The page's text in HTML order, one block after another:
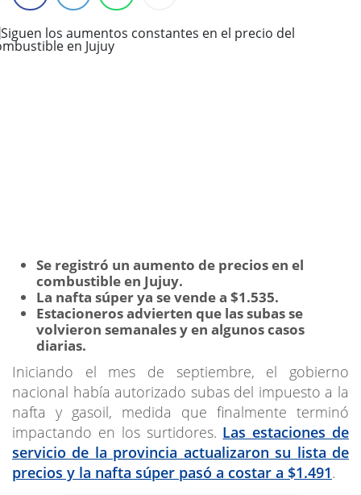
Se registró un aumento de precios en el
combustible en Jujuy.
La nafta súper ya se vende a $1.535.
Estacioneros advierten que las subas se
volvieron semanales y en algunos casos
diarias.
Iniciando el mes de septiembre, el gobierno
nacional había autorizado subas del impuesto a la
nafta y gasoil, medida que finalmente terminó
impactando en los surtidores. Las estaciones de
servicio de la provincia actualizaron su lista de
precios y la nafta súper pasó a costar a $1.491.